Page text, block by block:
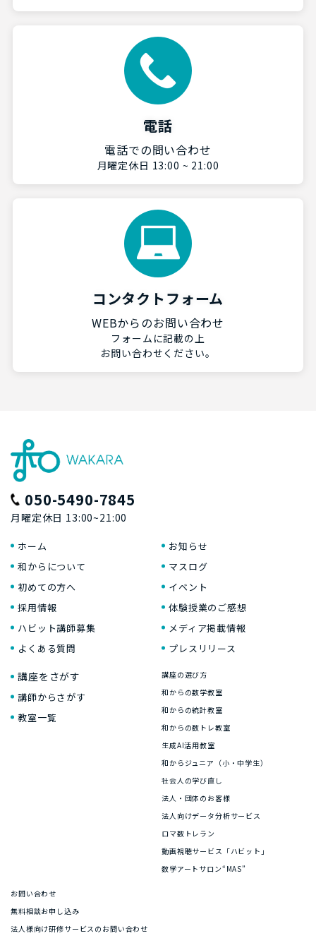
電話
電話での問い合わせ
月曜定休日 13:00 ~ 21:00
コンタクトフォーム
WEBからのお問い合わせ
フォームに記載の上
お問い合わせください。
050-5490-7845
月曜定休日 13:00~21:00
ホーム
和からについて
初めての方へ
採用情報
ハビット講師募集
よくある質問
お知らせ
マスログ
イベント
体験授業のご感想
メディア掲載情報
プレスリリース
講座をさがす
講師からさがす
教室一覧
講座の選び方
和からの数学教室
和からの統計教室
和からの数トレ教室
生成AI活用教室
和からジュニア（小・中学生）
社会人の学び直し
法人・団体のお客様
法人向けデータ分析サービス
ロマ数トレラン
動画視聴サービス「ハビット」
数学アートサロン“MAS”
お問い合わせ
無料相談お申し込み
法人様向け研修サービスのお問い合わせ